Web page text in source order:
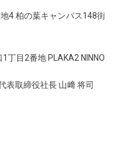
4 柏の葉キャンパス148街
丁目2番地 PLAKA2 NINNO
表取締役社長 山﨑 将司